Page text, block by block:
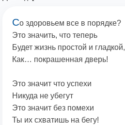
Со здоровьем все в порядке?
Это значить, что теперь
Будет жизнь простой и гладкой,
Как… покрашенная дверь!
Это значит что успехи
Никуда не убегут
Это значит без помехи
Ты их схватишь на бегу!